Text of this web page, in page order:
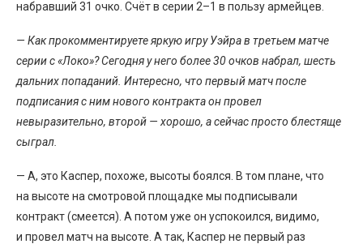
набравший 31 очко. Счёт в серии 2–1 в пользу армейцев.
— Как прокомментируете яркую игру Уэйра в третьем матче
серии с «Локо»? Сегодня у него более 30 очков набрал, шесть
дальних попаданий. Интересно, что первый матч после
подписания с ним нового контракта он провел
невыразительно, второй — хорошо, а сейчас просто блестяще
сыграл.
— А, это Каспер, похоже, высоты боялся. В том плане, что
на высоте на смотровой площадке мы подписывали
контракт (смеется). А потом уже он успокоился, видимо,
и провел матч на высоте. А так, Каспер не первый раз